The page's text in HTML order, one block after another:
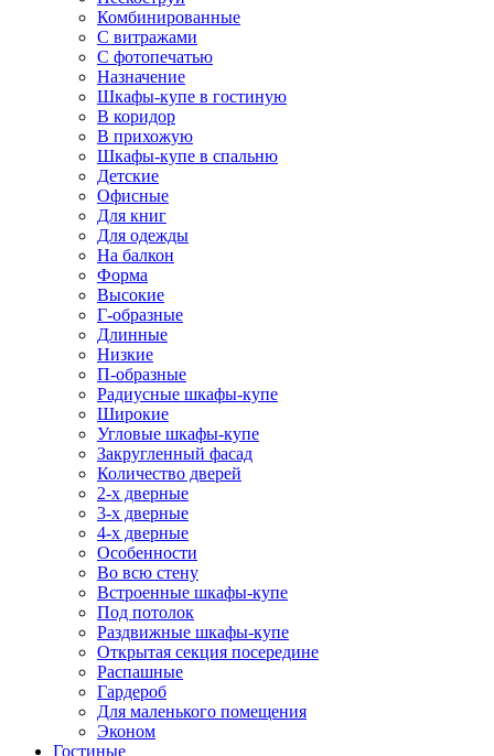
Комбинированные
С витражами
С фотопечатью
Назначение
Шкафы-купе в гостиную
В коридор
В прихожую
Шкафы-купе в спальню
Детские
Офисные
Для книг
Для одежды
На балкон
Форма
Высокие
Г-образные
Длинные
Низкие
П-образные
Радиусные шкафы-купе
Широкие
Угловые шкафы-купе
Закругленный фасад
Количество дверей
2-х дверные
3-х дверные
4-х дверные
Особенности
Во всю стену
Встроенные шкафы-купе
Под потолок
Раздвижные шкафы-купе
Открытая секция посередине
Распашные
Гардероб
Для маленького помещения
Эконом
Гостиные